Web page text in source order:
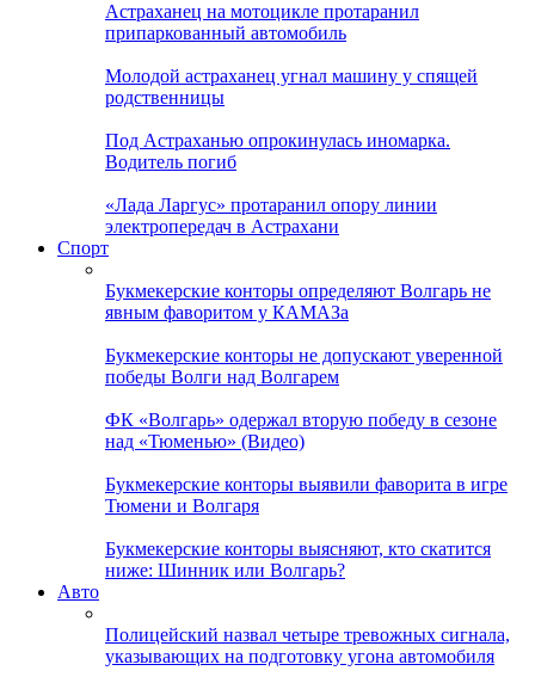
Астраханец на мотоцикле протаранил
припаркованный автомобиль
Молодой астраханец угнал машину у спящей
родственницы
Под Астраханью опрокинулась иномарка.
Водитель погиб
«Лада Ларгус» протаранил опору линии
электропередач в Астрахани
Спорт
Букмекерские конторы определяют Волгарь не
явным фаворитом у КАМАЗа
Букмекерские конторы не допускают уверенной
победы Волги над Волгарем
ФК «Волгарь» одержал вторую победу в сезоне
над «Тюменью» (Видео)
Букмекерские конторы выявили фаворита в игре
Тюмени и Волгаря
Букмекерские конторы выясняют, кто скатится
ниже: Шинник или Волгарь?
Авто
Полицейский назвал четыре тревожных сигнала,
указывающих на подготовку угона автомобиля